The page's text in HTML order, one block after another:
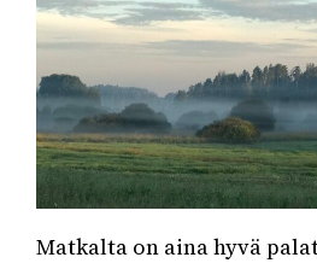
Matkalta on aina hyvä